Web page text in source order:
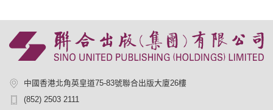
中國香港北角英皇道75-83號聯合出版大廈26樓
(852) 2503 2111